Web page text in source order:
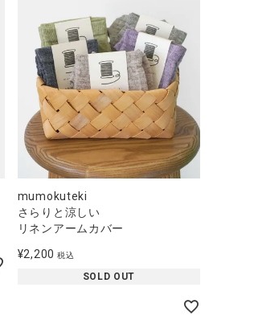
mumokuteki
さらりと涼しい
リネンアームカバー
¥2,200 税込
SOLD OUT